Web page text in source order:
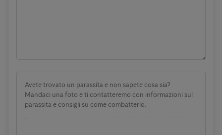
Avete trovato un parassita e non sapete cosa sia?
Mandaci una foto e ti contatteremo con informazioni sul
parassita e consigli su come combatterlo.